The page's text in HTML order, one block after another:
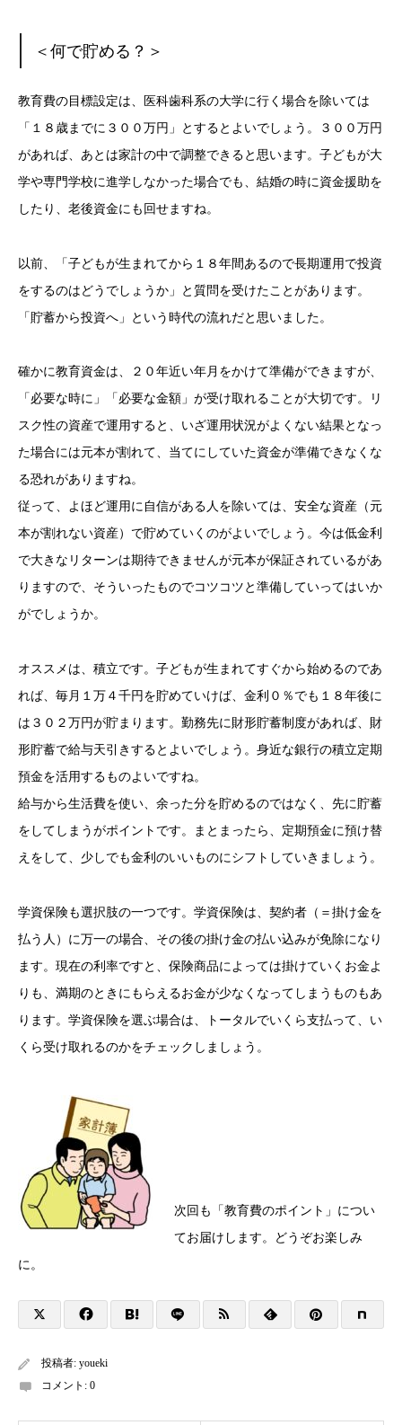
＜何で貯める？＞
教育費の目標設定は、医科歯科系の大学に行く場合を除いては
「１８歳までに３００万円」とするとよいでしょう。３００万円
があれば、あとは家計の中で調整できると思います。子どもが大
学や専門学校に進学しなかった場合でも、結婚の時に資金援助を
したり、老後資金にも回せますね。
以前、「子どもが生まれてから１８年間あるので長期運用で投資
をするのはどうでしょうか」と質問を受けたことがあります。
「貯蓄から投資へ」という時代の流れだと思いました。
確かに教育資金は、２０年近い年月をかけて準備ができますが、
「必要な時に」「必要な金額」が受け取れることが大切です。リ
スク性の資産で運用すると、いざ運用状況がよくない結果となっ
た場合には元本が割れて、当てにしていた資金が準備できなくな
る恐れがありますね。
従って、よほど運用に自信がある人を除いては、安全な資産（元
本が割れない資産）で貯めていくのがよいでしょう。今は低金利
で大きなリターンは期待できませんが元本が保証されているがあ
りますので、そういったものでコツコツと準備していってはいか
がでしょうか。
オススメは、積立です。子どもが生まれてすぐから始めるのであ
れば、毎月１万４千円を貯めていけば、金利０％でも１８年後に
は３０２万円が貯まります。勤務先に財形貯蓄制度があれば、財
形貯蓄で給与天引きするとよいでしょう。身近な銀行の積立定期
預金を活用するものよいですね。
給与から生活費を使い、余った分を貯めるのではなく、先に貯蓄
をしてしまうがポイントです。まとまったら、定期預金に預け替
えをして、少しでも金利のいいものにシフトしていきましょう。
学資保険も選択肢の一つです。学資保険は、契約者（＝掛け金を
払う人）に万一の場合、その後の掛け金の払い込みが免除になり
ます。現在の利率ですと、保険商品によっては掛けていくお金よ
りも、満期のときにもらえるお金が少なくなってしまうものもあ
ります。学資保険を選ぶ場合は、トータルでいくら支払って、い
くら受け取れるのかをチェックしましょう。
次回も「教育費のポイント」につい
てお届けします。どうぞお楽しみ
に。
投稿者: youeki
コメント: 0